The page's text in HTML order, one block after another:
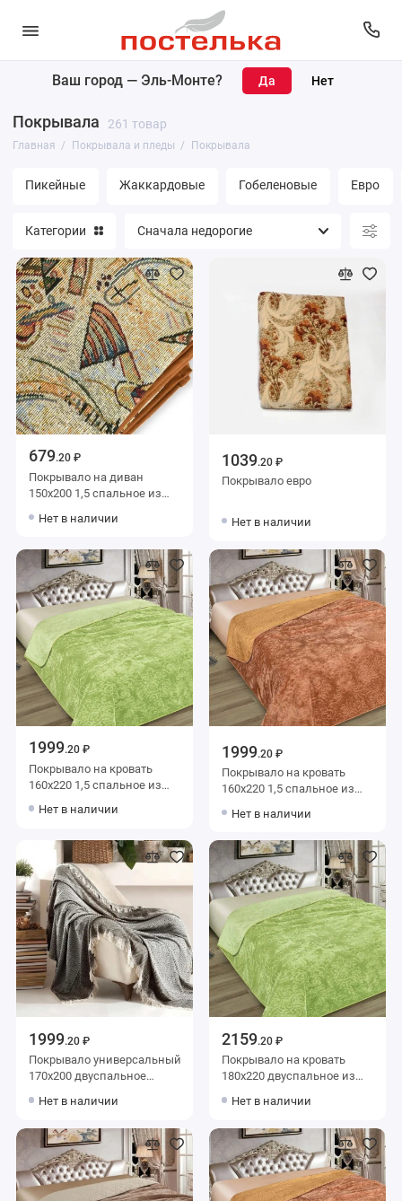
Ваш город — Эль-Монте?
Покрывала 261 товар
Главная Покрывала и пледы Покрывала
Пикейные Жаккардовые Гобеленовые Евро
Пледы
Накидки
Категории
679.20 ₽
Покрывало на диван
150х200 1,5 спальное из
Орионтекс
Нет в наличии
1039.20 ₽
Покрывало евро
Нет в наличии
1999.20 ₽
Покрывало на кровать
160х220 1,5 спальное из
зеленое однотонное
Нет в наличии
1999.20 ₽
Покрывало на кровать
160х220 1,5 спальное из
оранжевое однотонное
Marianna
Нет в наличии
1999.20 ₽
Покрывало универсальный
170х200 двуспальное
Нет в наличии
2159.20 ₽
Покрывало на кровать
180х220 двуспальное из
зеленое Орнамент
Нет в наличии